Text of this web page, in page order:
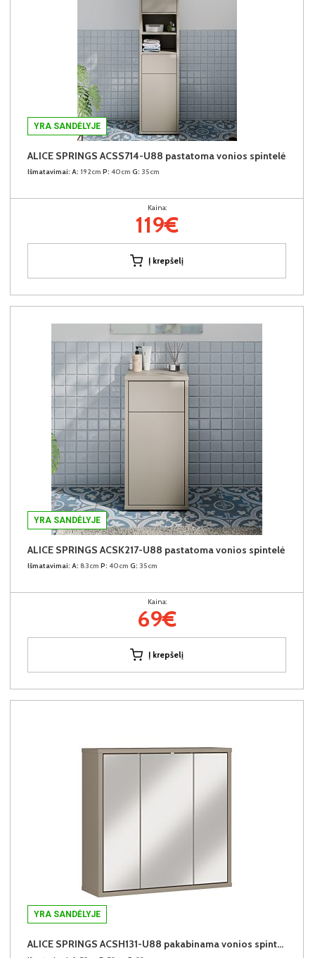
YRA SANDĖLYJE
ALICE SPRINGS ACSS714-U88 pastatoma vonios spintelė
Išmatavimai: A: 192cm P: 40cm G: 35cm
Kaina:
119€
Į krepšelį
YRA SANDĖLYJE
ALICE SPRINGS ACSK217-U88 pastatoma vonios spintelė
Išmatavimai: A: 83cm P: 40cm G: 35cm
Kaina:
69€
Į krepšelį
YRA SANDĖLYJE
ALICE SPRINGS ACSH131-U88 pakabinama vonios spintelė su veidrodžiu